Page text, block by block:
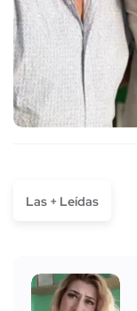
Las + Leídas